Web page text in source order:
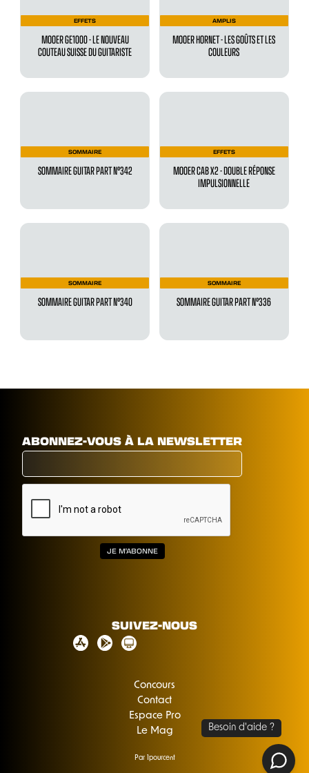
EFFETS
MOOER GE1000 - LE NOUVEAU
COUTEAU SUISSE DU GUITARISTE
AMPLIS
MOOER HORNET - LES GOÛTS ET LES
COULEURS
SOMMAIRE
SOMMAIRE GUITAR PART N°342
EFFETS
MOOER CAB X2 - DOUBLE RÉPONSE
IMPULSIONNELLE
SOMMAIRE
SOMMAIRE GUITAR PART N°340
SOMMAIRE
SOMMAIRE GUITAR PART N°336
ABONNEZ-VOUS À LA NEWSLETTER
SUIVEZ-NOUS
Concours
Contact
Espace Pro
Le Mag
Par 1pourcent